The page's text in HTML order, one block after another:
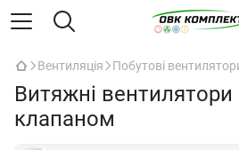
Вентиляція Побутові
Витяжні вентилятори
клапаном